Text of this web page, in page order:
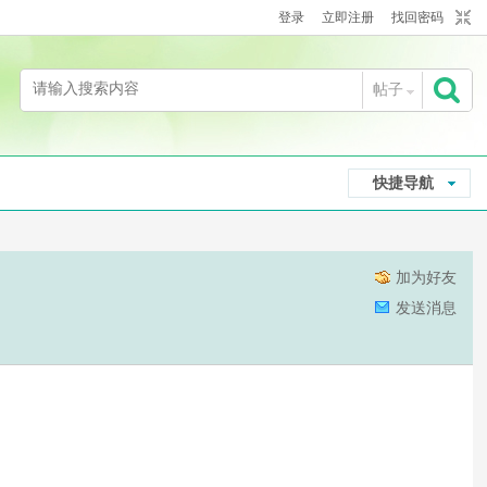
登录 立即注册 找回密码
帖子
索
快捷导航
加为好友
发送消息